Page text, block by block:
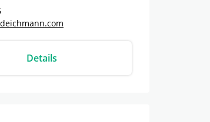
Details